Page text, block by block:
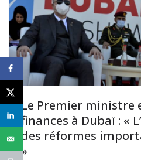
Le Premier ministre
finances à Dubaï : «
des réformes
»